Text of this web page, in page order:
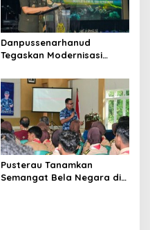
Danpussenarhanud
Tegaskan Modernisasi
Tradisi Korps Pati HUT ke-
79 Arhanud
Pusterau Tanamkan
Semangat Bela Negara di